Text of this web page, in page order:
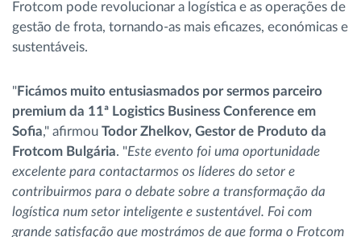
Frotcom pode revolucionar a logística e as operações de
gestão de frota, tornando-as mais eficazes, económicas e
sustentáveis.
"Ficámos muito entusiasmados por sermos parceiro
premium da 11ª Logistics Business Conference em
Sofia," afirmou Todor Zhelkov, Gestor de Produto da
Frotcom Bulgária. "Este evento foi uma oportunidade
excelente para contactarmos os líderes do setor e
contribuirmos para o debate sobre a transformação da
logística num setor inteligente e sustentável. Foi com
grande satisfação que mostrámos de que forma o Frotcom